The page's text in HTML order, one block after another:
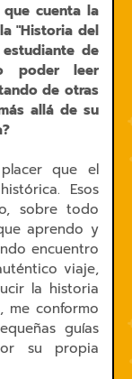
cuenta la
"Historia del
de
poder leer
de otras
allá de su
que el
Esos
sobre todo
aprendo y
encuentro
viaje,
la historia
me conformo
guías
su propia